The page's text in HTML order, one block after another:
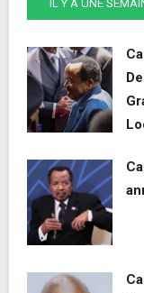
IL Y A UNE